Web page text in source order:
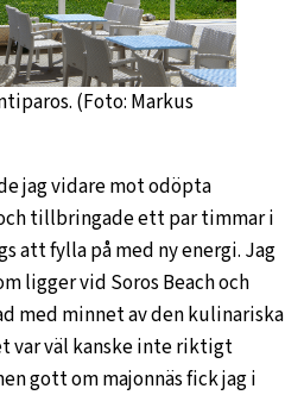
(Foto: Markus
jag vidare mot odöpta
tillbringade ett par timmar i
att fylla på med ny energi. Jag
ligger vid Soros Beach och
med minnet av den kulinariska
var väl kanske inte riktigt
gott om majonnäs fick jag i